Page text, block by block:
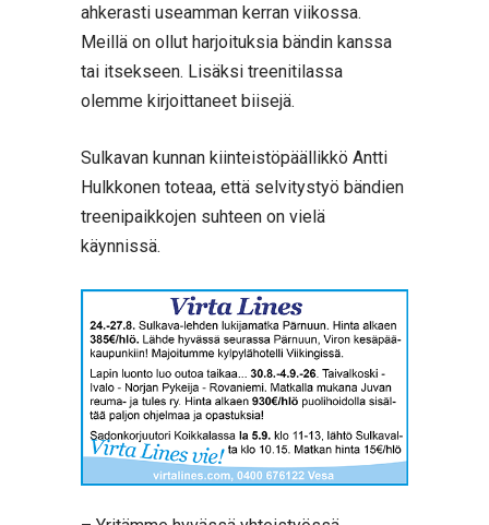
ahkerasti useamman kerran viikossa.
Meillä on ollut harjoituksia bändin kanssa
tai itsekseen. Lisäksi treenitilassa
olemme kirjoittaneet biisejä.
Sulkavan kunnan kiinteistöpäällikkö Antti
Hulkkonen toteaa, että selvitystyö bändien
treenipaikkojen suhteen on vielä
käynnissä.